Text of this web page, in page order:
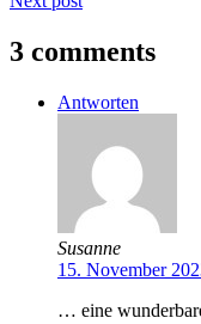
3 comments
Antworten
Susanne
15. November
… eine